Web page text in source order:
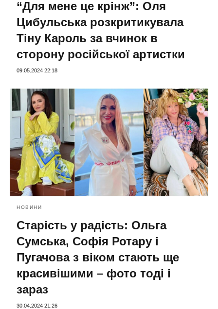
“Для мене це крінж”: Оля
Цибульська розкритикувала
Тіну Кароль за вчинок в
сторону російської артистки
09.05.2024 22:18
НОВИНИ
Старість у радість: Ольга
Сумська, Софія Ротару і
Пугачова з віком стають ще
красивішими – фото тоді і
зараз
30.04.2024 21:26